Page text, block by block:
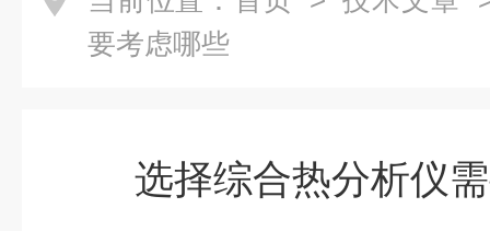
要考虑哪些
选择综合热分析仪